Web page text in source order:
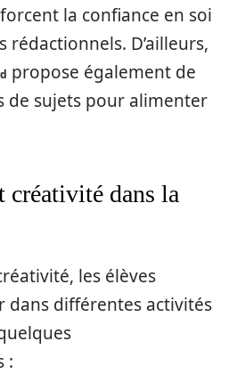
la confiance en soi
rédactionnels. D’ailleurs,
propose également de
de sujets pour alimenter
créativité dans la
les élèves
dans différentes activités
: